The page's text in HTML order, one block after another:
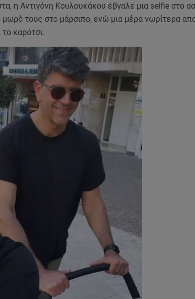
η Αντιγόνη Κουλουκάκου έβγαλε μια selfie στο
μωρό τους στο μάρσιπο, ενώ μια μέρα νωρίτερα
καρότσι.